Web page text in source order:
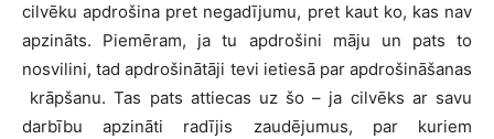
cilvēku apdrošina pret negadījumu, pret kaut ko, kas nav
apzināts. Piemēram, ja tu apdrošini māju un pats to
nosvilini, tad apdrošinātāji tevi ietiesā par apdrošināšanas
krāpšanu. Tas pats attiecas uz šo – ja cilvēks ar savu
darbību apzināti radījis zaudējumus, par kuriem